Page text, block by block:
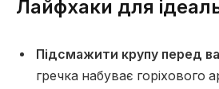
Лайфхаки для
Підсмажити крупу перед
гречка набуває горіхового